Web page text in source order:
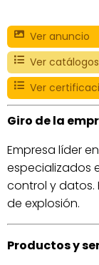
Ver anuncio
Ver
Ver
Giro de la
Empresa líder
especializados
control y datos.
de explosión.
Productos y